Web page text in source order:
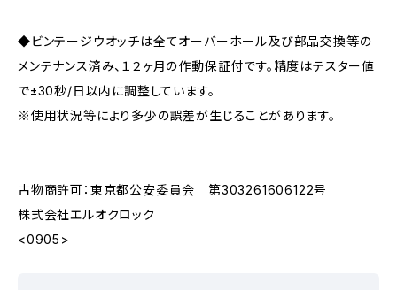
◆ビンテージウオッチは全てオーバーホール及び部品交換等の
メンテナンス済み、１２ヶ月の作動保証付です。精度はテスター値
で±30秒/日以内に調整しています。
※使用状況等により多少の誤差が生じることがあります。
古物商許可：東京都公安委員会 第303261606122号
株式会社エルオクロック
<0905>